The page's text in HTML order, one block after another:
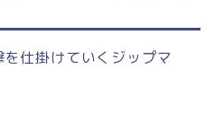
仕掛けていくジップマ